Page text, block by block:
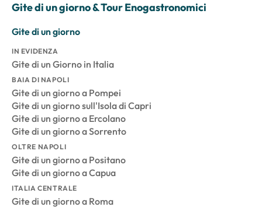
Gite di un giorno & Tour Enogastronomici
Gite di un giorno
IN EVIDENZA
Gite di un Giorno in Italia
BAIA DI NAPOLI
Gite di un giorno a Pompei
Gite di un giorno sull'Isola di Capri
Gite di un giorno a Ercolano
Gite di un giorno a Sorrento
OLTRE NAPOLI
Gite di un giorno a Positano
Gite di un giorno a Capua
ITALIA CENTRALE
Gite di un giorno a Roma